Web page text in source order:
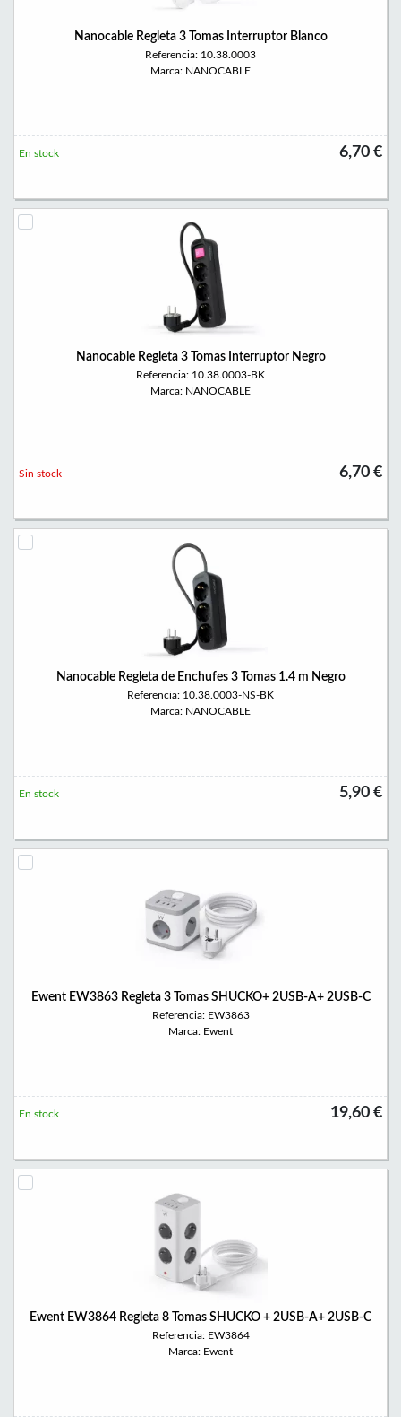
Nanocable Regleta 3 Tomas Interruptor Blanco
Referencia: 10.38.0003
Marca: NANOCABLE
6,70 €
En stock
Nanocable Regleta 3 Tomas Interruptor Negro
Referencia: 10.38.0003-BK
Marca: NANOCABLE
6,70 €
Sin stock
Nanocable Regleta de Enchufes 3 Tomas 1.4 m Negro
Referencia: 10.38.0003-NS-BK
Marca: NANOCABLE
5,90 €
En stock
Ewent EW3863 Regleta 3 Tomas SHUCKO+ 2USB-A+ 2USB-C
Referencia: EW3863
Marca: Ewent
19,60 €
En stock
Ewent EW3864 Regleta 8 Tomas SHUCKO + 2USB-A+ 2USB-C
Referencia: EW3864
Marca: Ewent